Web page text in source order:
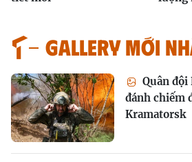
GALLERY MỚI
Quân đội
đánh chiếm
Kramatorsk